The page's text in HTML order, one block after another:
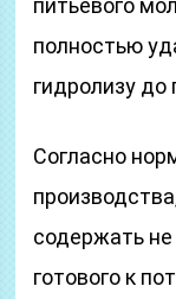
питьевого
полностью
гидролизу до
Согласно
содержать
готового к